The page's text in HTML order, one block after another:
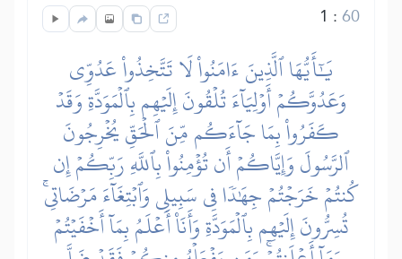
1 :60
يَٰٓأَيُّهَا ٱلَّذِينَ ءَامَنُواْ لَا تَتَّخِذُواْ عَدُوِّي
وَعَدُوَّكُمۡ أَوۡلِيَآءَ تُلۡقُونَ إِلَيۡهِم بِٱلۡمَوَدَّةِ وَقَدۡ
كَفَرُواْ بِمَا جَآءَكُم مِّنَ ٱلۡحَقِّ يُخۡرِجُونَ
ٱلرَّسُولَ وَإِيَّاكُمۡ أَن تُؤۡمِنُواْ بِٱللَّهِ رَبِّكُمۡ إِن
كُنتُمۡ خَرَجۡتُمۡ جِهَٰدٗا فِي سَبِيلِي وَٱبۡتِغَآءَ مَرۡضَاتِيۚ
تُسِرُّونَ إِلَيۡهِم بِٱلۡمَوَدَّةِ وَأَنَا۠ أَعۡلَمُ بِمَآ أَخۡفَيۡتُمۡ